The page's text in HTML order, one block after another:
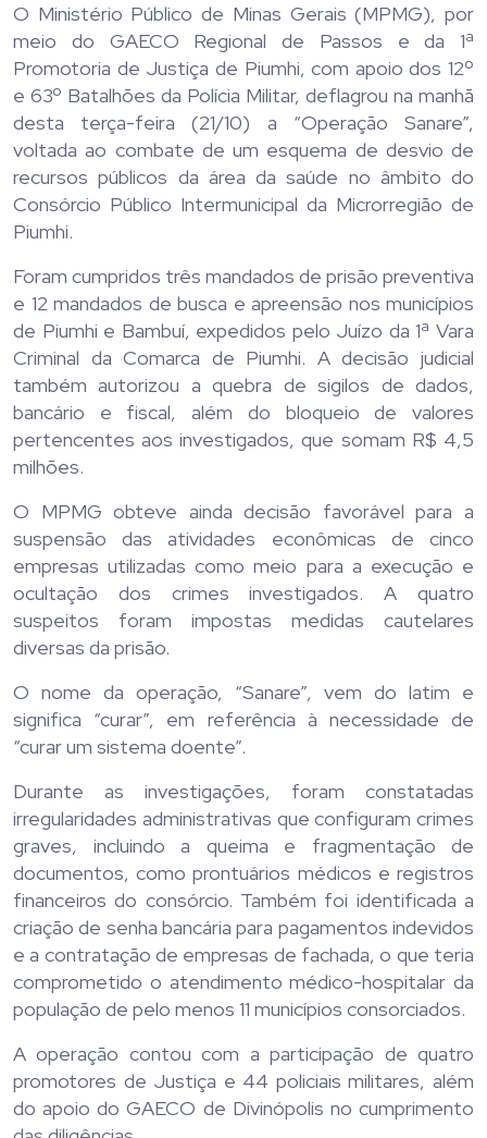
O Ministério Público de Minas Gerais (MPMG), por
meio do GAECO Regional de Passos e da 1ª
Promotoria de Justiça de Piumhi, com apoio dos 12º
e 63º Batalhões da Polícia Militar, deflagrou na manhã
desta terça-feira (21/10) a “Operação Sanare”,
voltada ao combate de um esquema de desvio de
recursos públicos da área da saúde no âmbito do
Consórcio Público Intermunicipal da Microrregião de
Piumhi.
Foram cumpridos três mandados de prisão preventiva
e 12 mandados de busca e apreensão nos municípios
de Piumhi e Bambuí, expedidos pelo Juízo da 1ª Vara
Criminal da Comarca de Piumhi. A decisão judicial
também autorizou a quebra de sigilos de dados,
bancário e fiscal, além do bloqueio de valores
pertencentes aos investigados, que somam R$ 4,5
milhões.
O MPMG obteve ainda decisão favorável para a
suspensão das atividades econômicas de cinco
empresas utilizadas como meio para a execução e
ocultação dos crimes investigados. A quatro
suspeitos foram impostas medidas cautelares
diversas da prisão.
O nome da operação, “Sanare”, vem do latim e
significa “curar”, em referência à necessidade de
“curar um sistema doente”.
Durante as investigações, foram constatadas
irregularidades administrativas que configuram crimes
graves, incluindo a queima e fragmentação de
documentos, como prontuários médicos e registros
financeiros do consórcio. Também foi identificada a
criação de senha bancária para pagamentos indevidos
e a contratação de empresas de fachada, o que teria
comprometido o atendimento médico-hospitalar da
população de pelo menos 11 municípios consorciados.
A operação contou com a participação de quatro
promotores de Justiça e 44 policiais militares, além
do apoio do GAECO de Divinópolis no cumprimento